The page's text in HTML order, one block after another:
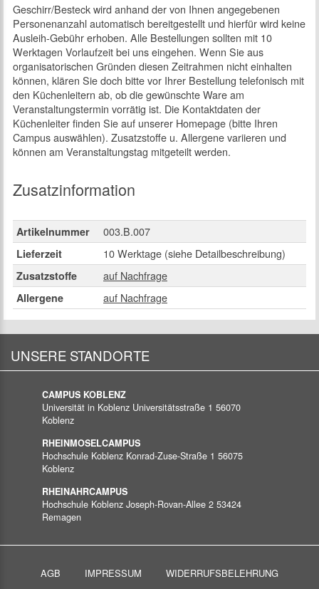
Geschirr/Besteck wird anhand der von Ihnen angegebenen
Personenanzahl automatisch bereitgestellt und hierfür wird keine
Ausleih-Gebühr erhoben. Alle Bestellungen sollten mit 10
Werktagen Vorlaufzeit bei uns eingehen. Wenn Sie aus
organisatorischen Gründen diesen Zeitrahmen nicht einhalten
können, klären Sie doch bitte vor Ihrer Bestellung telefonisch mit
den Küchenleitern ab, ob die gewünschte Ware am
Veranstaltungstermin vorrätig ist. Die Kontaktdaten der
Küchenleiter finden Sie auf unserer Homepage (bitte Ihren
Campus auswählen). Zusatzstoffe u. Allergene variieren und
können am Veranstaltungstag mitgeteilt werden.
Zusatzinformation
Artikelnummer 003.B.007
Lieferzeit 10 Werktage (siehe Detailbeschreibung)
Zusatzstoffe auf Nachfrage
Allergene auf Nachfrage
UNSERE STANDORTE
CAMPUS KOBLENZ
Universität in Koblenz Universitätsstraße 1 56070
Koblenz
RHEINMOSELCAMPUS
Hochschule Koblenz Konrad-Zuse-Straße 1 56075
Koblenz
RHEINAHRCAMPUS
Hochschule Koblenz Joseph-Rovan-Allee 2 53424
Remagen
AGB IMPRESSUM WIDERRUFSBELEHRUNG